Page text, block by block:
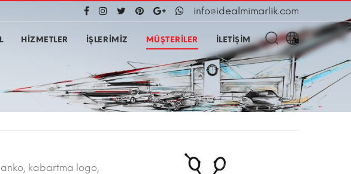
info@idealmimarlik.com
HİZMETLER İŞLERİMİZ MÜŞTERİLER İLETİŞİM
kabartma logo,